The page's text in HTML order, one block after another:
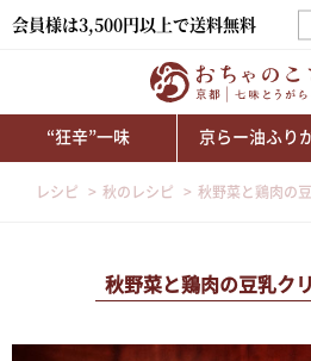
会員様は3,500円以上で送料無料
“狂辛”一味 京らー油ふり
レシピ 秋のレシピ 秋野菜と鶏肉の
秋野菜と鶏肉の豆乳ク